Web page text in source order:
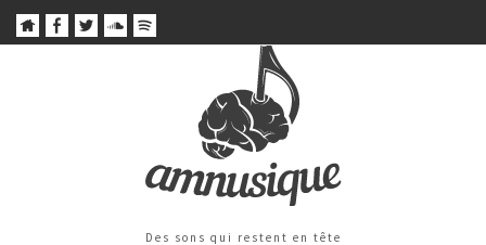
Des sons qui restent en tête